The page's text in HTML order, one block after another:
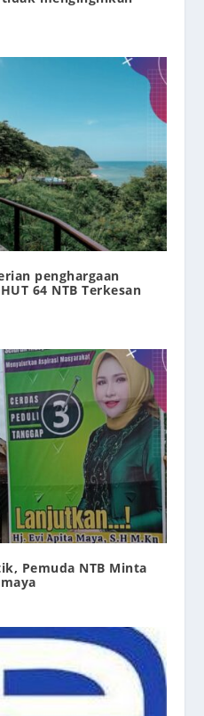
penghargaan
64 NTB Terkesan
Pemuda NTB Minta